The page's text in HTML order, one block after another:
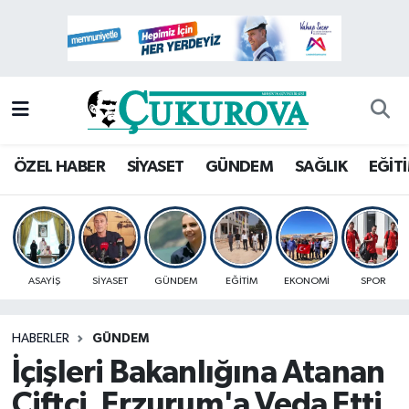
ÖZEL HABER SİYASET GÜNDEM SAĞLIK
ASAYİŞ SİYASET GÜNDEM EĞİTİM EKONOMİ SPOR
HABERLER GÜNDEM
İçişleri Bakanlığına Atanan
Mersin Hava Durumu
Mersin Namaz Vakitleri
Mersin Trafik Yoğunluk Haritası
Süper Lig Puan Durumu ve Fikstür
Haber Arşivi